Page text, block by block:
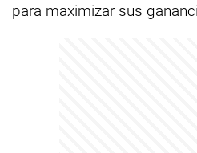
para maximizar sus